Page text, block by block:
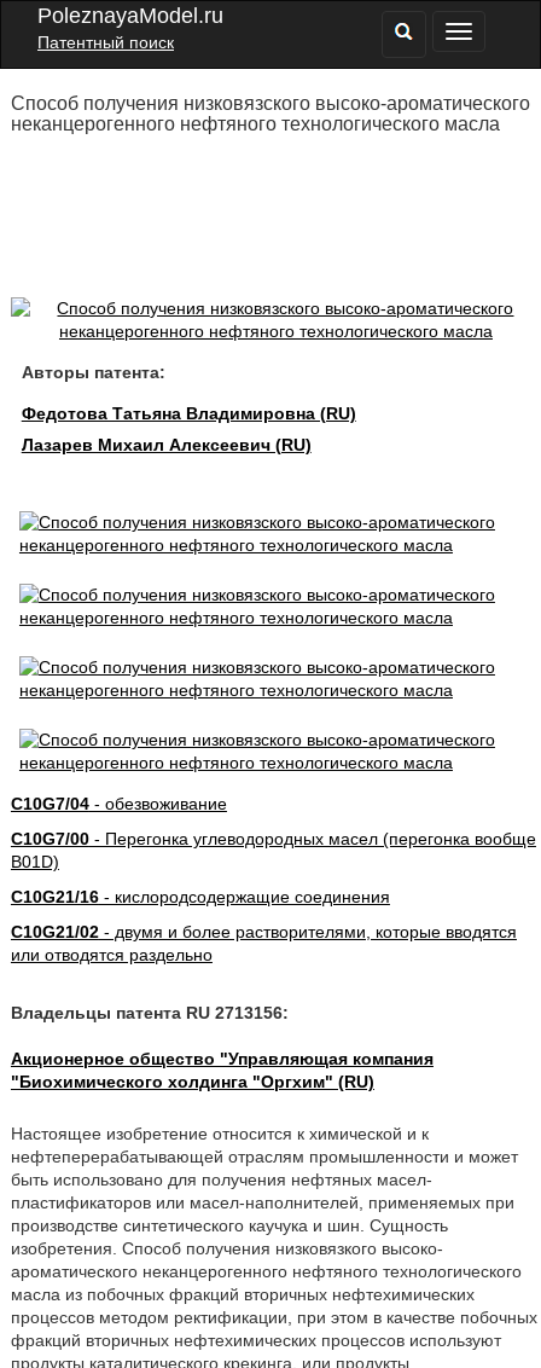
PoleznayaModel.ru
Патентный поиск
Способ получения низковязского высоко-ароматического
неканцерогенного нефтяного технологического масла
Авторы патента:
Федотова Татьяна Владимировна (RU)
Лазарев Михаил Алексеевич (RU)
C10G7/04- обезвоживание
C10G7/00- Перегонка углеводородных масел (перегонка вообще
B01D)
C10G21/16- кислородсодержащие соединения
C10G21/02- двумя и более растворителями, которые вводятся
или отводятся раздельно
Владельцы патента RU 2713156:
Акционерное общество "Управляющая компания
"Биохимического холдинга "Оргхим" (RU)
Настоящее изобретение относится к химической и к
нефтеперерабатывающей отраслям промышленности и может
быть использовано для получения нефтяных масел-
пластификаторов или масел-наполнителей, применяемых при
производстве синтетического каучука и шин. Сущность
изобретения. Способ получения низковязкого высоко-
ароматического неканцерогенного нефтяного технологического
масла из побочных фракций вторичных нефтехимических
процессов методом ректификации, при этом в качестве побочных
фракций вторичных нефтехимических процессов используют
продукты каталитического крекинга, или продукты